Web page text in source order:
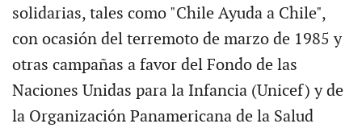
solidarias, tales como "Chile Ayuda a Chile",
con ocasión del terremoto de marzo de 1985 y
otras campañas a favor del Fondo de las
Naciones Unidas para la Infancia (Unicef) y de
la Organización Panamericana de la Salud